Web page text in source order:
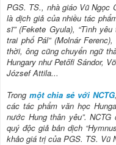
PGS. TS., nhà giáo Vũ Ngọc
là dịch giả của nhiều tác
sĩ” (Fekete Gyula), “Tình
trai phố Pál” (Molnár
thời, ông cũng chuyển ngữ
Hungary như Petőfi Sándor,
József Attila...
Trong một chia sẻ với NCTG
các tác phẩm văn học
nước Hung thân yêu”.
quý độc giả bản dịch
khảo giá trị của PGS. TS. Vũ